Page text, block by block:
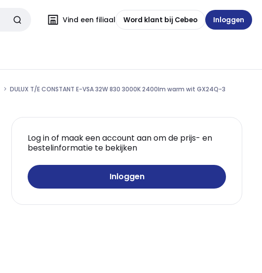
Vind een filiaal Word klant bij Cebeo Inloggen
DULUX T/E CONSTANT E-VSA 32W 830 3000K 2400lm warm wit GX24Q-3
Log in of maak een account aan om de prijs- en
bestelinformatie te bekijken
Inloggen